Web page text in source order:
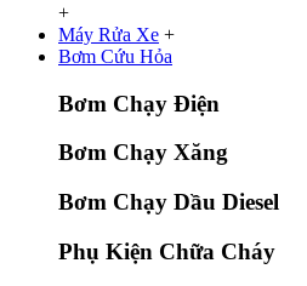
+
Máy Rửa Xe +
Bơm Cứu Hỏa
Bơm Chạy Điện
Bơm Chạy Xăng
Bơm Chạy Dầu Diesel
Phụ Kiện Chữa Cháy